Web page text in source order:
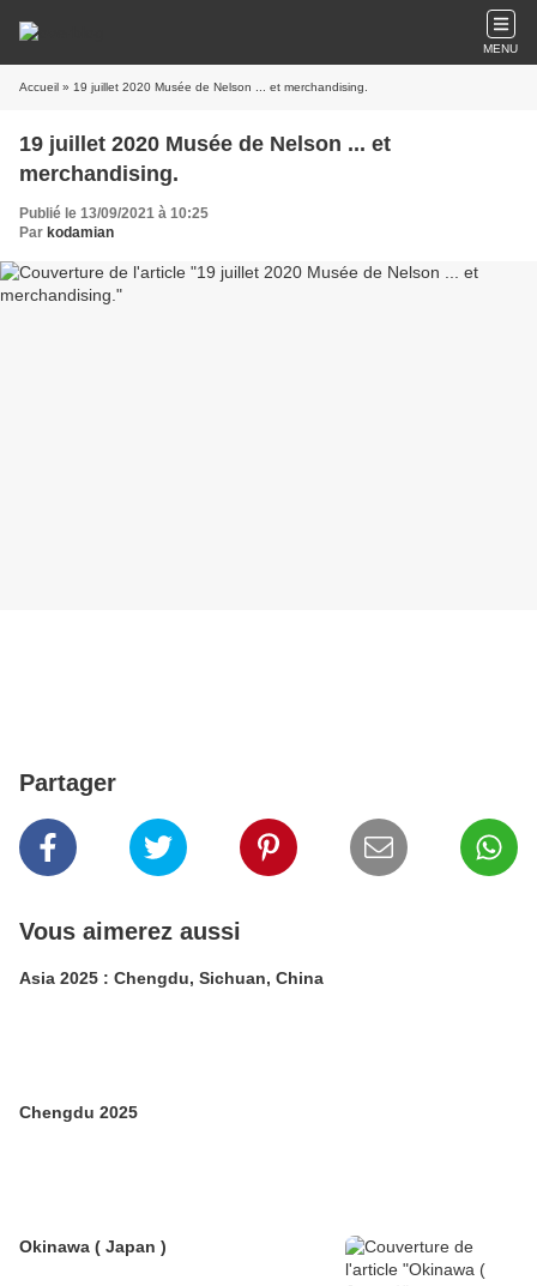
MENU
Accueil » 19 juillet 2020 Musée de Nelson ... et merchandising.
19 juillet 2020 Musée de Nelson ... et
merchandising.
Publié le 13/09/2021 à 10:25
Par kodamian
Partager
Vous aimerez aussi
Asia 2025 : Chengdu, Sichuan, China
Chengdu 2025
Okinawa ( Japan )